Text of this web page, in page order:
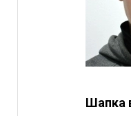
Шапка